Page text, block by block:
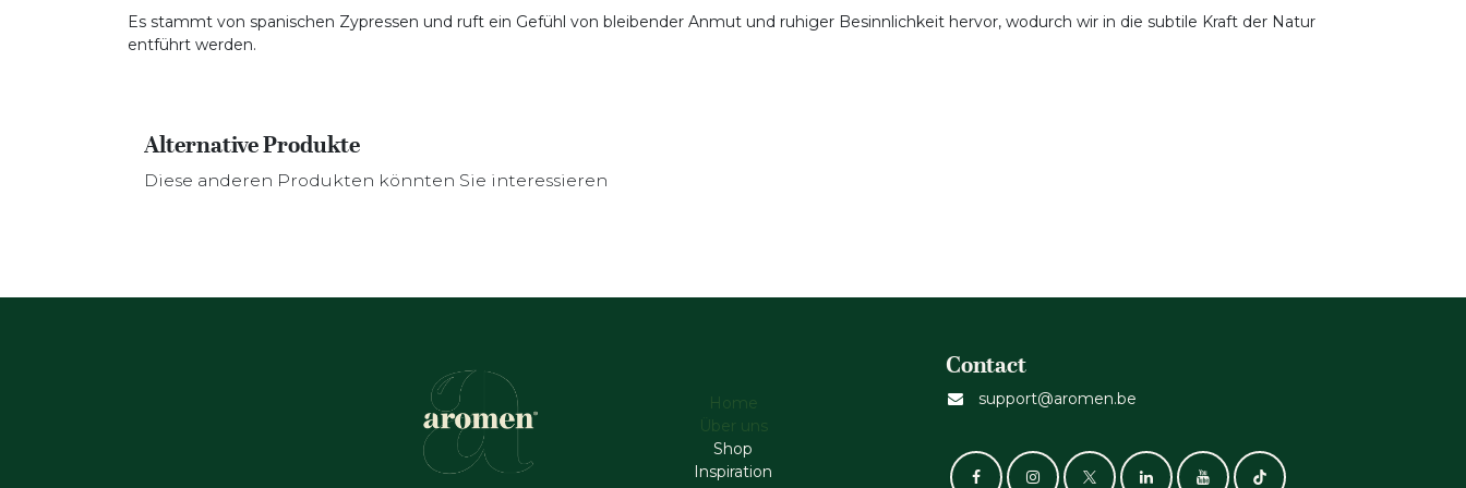
Es stammt von spanischen Zypressen und ruft ein Gefühl von bleibender Anmut und ruhiger Besinnlichkeit hervor, wodurch wir in die subtile Kraft der Natur
entführt werden.
Alternative Produkte
Diese anderen Produkten könnten Sie interessieren
Home
Über uns
Shop
Inspiration
Contact
support@aromen.be